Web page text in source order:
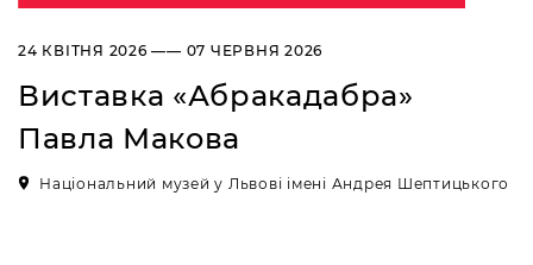
24 КВІТНЯ 2026 —— 07 ЧЕРВНЯ 2026
Виставка «Абракадабра»
Павла Макова
Національний музей у Львові імені Андрея Шептицького